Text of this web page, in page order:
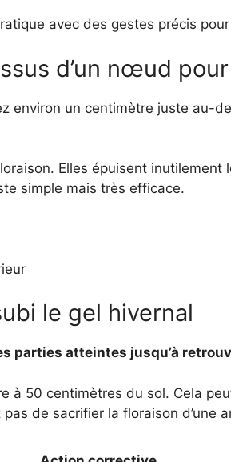
avec des gestes précis
d’un nœud
environ un centimètre juste au-
Elles épuisent
simple mais très efficace.
le gel hivernal
parties atteintes jusqu’à
à 50 centimètres du sol. Cela
de sacrifier la floraison d’une